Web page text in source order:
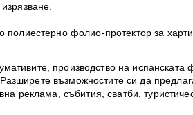
полиестерно фолио-протектор за
производство на испанската
възможностите си да
реклама, събития, сватби,